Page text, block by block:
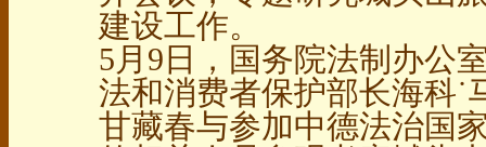
建设工作。
5月9日，国务院法制办公
法和消费者保护部长海科
甘藏春与参加中德法治国